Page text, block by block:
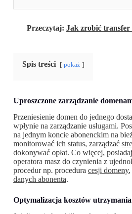
Przeczytaj: Jak zrobić
Spis treści pokaż
Uproszczone zarządzanie
Przeniesienie domen do jednego
wpłynie na zarządzanie usługami.
na jednym koncie abonenckim na
monitorować ich status, zarządzać
dokonywać opłat. Co więcej,
operatora masz do czynienia z
procedur np. procedura cesji domeny,
danych abonenta.
Optymalizacja kosztów